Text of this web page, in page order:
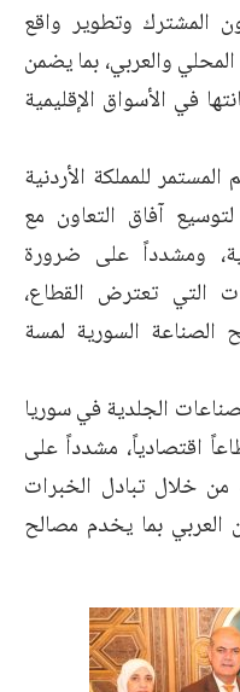
المشترك وتطوير واقع
والعربي، بما يضمن
في الأسواق الإقليمية
للمملكة الأردنية
آفاق التعاون مع
ومشدداً على ضرورة
التي تعترض القطاع،
الصناعة السورية لمسة
الجلدية في سوريا
اقتصادياً، مشدداً على
من خلال تبادل الخبرات
العربي بما يخدم مصالح